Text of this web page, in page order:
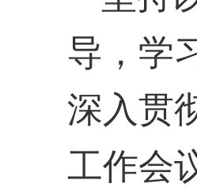
导，学
深入贯
工作会